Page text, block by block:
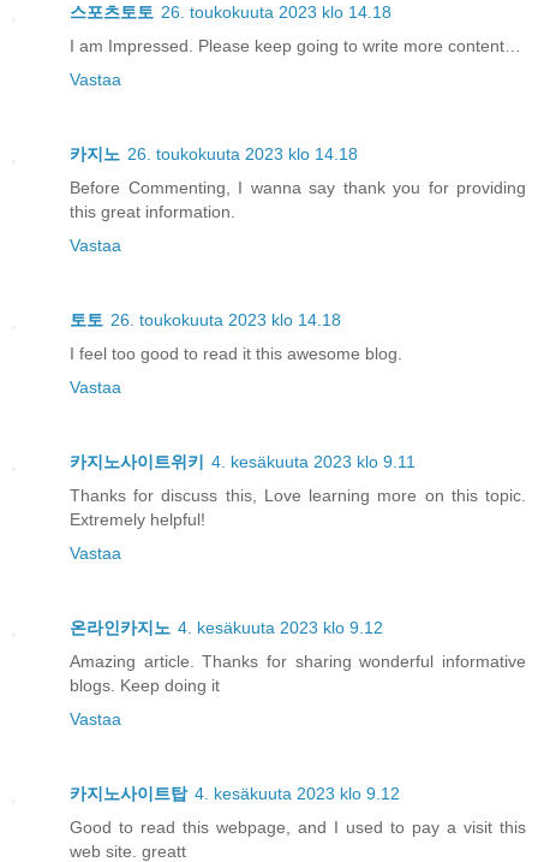
스포츠토토 26. toukokuuta 2023 klo 14.18
I am Impressed. Please keep going to write more content…
Vastaa
카지노 26. toukokuuta 2023 klo 14.18
Before Commenting, I wanna say thank you for providing
this great information.
Vastaa
토토 26. toukokuuta 2023 klo 14.18
I feel too good to read it this awesome blog.
Vastaa
카지노사이트위키
4. kesäkuuta 2023 klo 9.11
Thanks for discuss this, Love learning more on this topic.
Extremely helpful!
Vastaa
온라인카지노 4. kesäkuuta 2023 klo 9.12
Amazing article. Thanks for sharing wonderful informative
blogs. Keep doing it
Vastaa
카지노사이트탑 4. kesäkuuta 2023 klo 9.12
Good to read this webpage, and I used to pay a visit this
web site. greatt